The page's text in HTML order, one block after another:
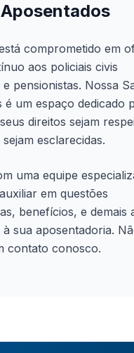
Aposentados
comprometido em
aos policiais civis
pensionistas. Nossa
é um espaço dedicado
direitos sejam
esclarecidas.
uma equipe
em questões
benefícios, e demais
sua aposentadoria.
contato conosco.